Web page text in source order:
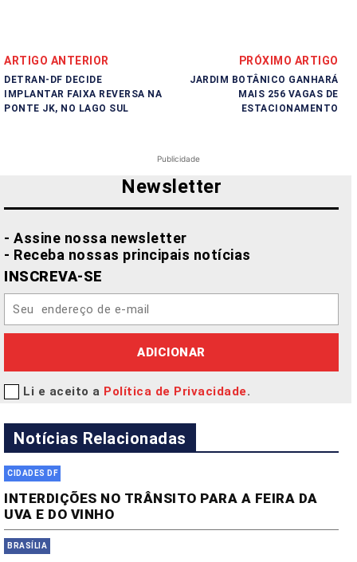
ARTIGO ANTERIOR
DETRAN-DF DECIDE
IMPLANTAR FAIXA REVERSA NA
PONTE JK, NO LAGO SUL
PRÓXIMO ARTIGO
JARDIM BOTÂNICO GANHARÁ
MAIS 256 VAGAS DE
ESTACIONAMENTO
Publicidade
Newsletter
- Assine nossa newsletter
- Receba nossas principais notícias
INSCREVA-SE
ADICIONAR
Li e aceito a Política de Privacidade.
Notícias Relacionadas
CIDADES DF
INTERDIÇÕES NO TRÂNSITO PARA A FEIRA DA
UVA E DO VINHO
BRASÍLIA